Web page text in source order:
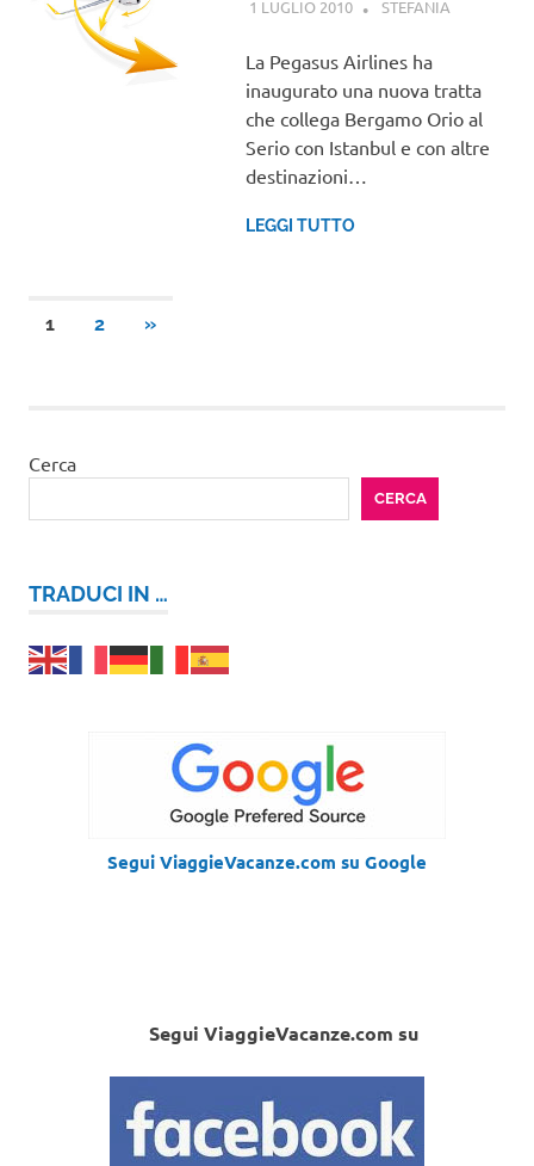
1 LUGLIO 2010 STEFANIA
La Pegasus Airlines ha
inaugurato una nuova tratta
che collega Bergamo Orio al
Serio con Istanbul e con altre
destinazioni…
LEGGI TUTTO
Paginazione
1 2
ARTICOLI
»
Cerca
CERCA
TRADUCI IN …
Segui ViaggieVacanze.com su Google
Segui ViaggieVacanze.com su